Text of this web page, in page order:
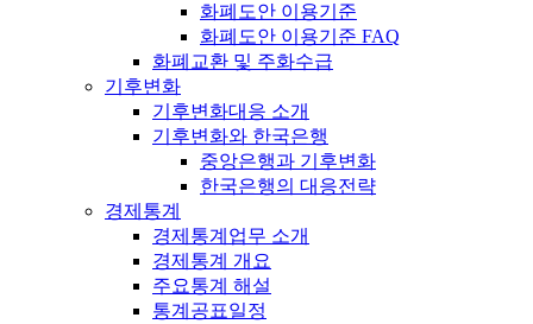
화폐도안 이용기준
화폐도안 이용기준 FAQ
화폐교환 및 주화수급
기후변화
기후변화대응 소개
기후변화와 한국은행
중앙은행과 기후변화
한국은행의 대응전략
경제통계
경제통계업무 소개
경제통계 개요
주요통계 해설
통계공표일정